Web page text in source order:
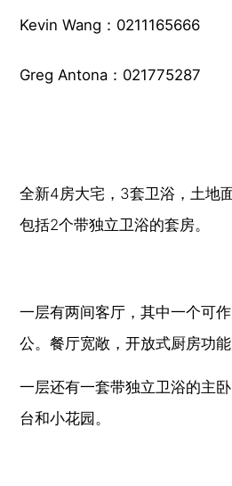
Kevin Wang：0211165666
Greg Antona：021775287
全新4房大宅，3套卫浴，土地
包括2个带独立卫浴的套房。
一层有两间客厅，其中一个可
公。餐厅宽敞，开放式厨房功能
一层还有一套带独立卫浴的主
台和小花园。